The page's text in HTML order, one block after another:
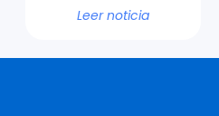
Leer noticia